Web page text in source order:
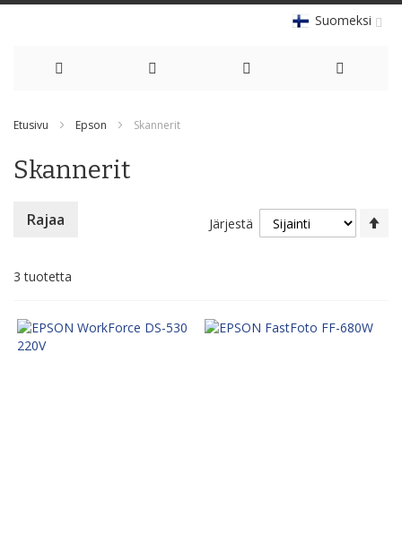
Suomeksi
Content
Etusivu Epson Skannerit
Skannerit
3 tuotetta
Järjestä
Rajaa